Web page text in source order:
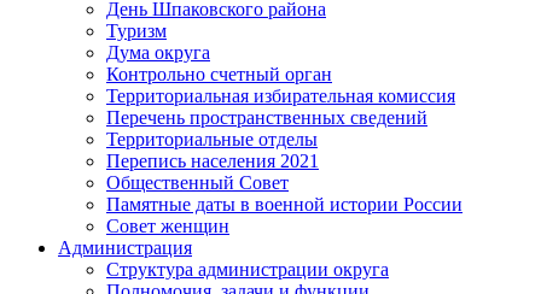
День Шпаковского района
Туризм
Дума округа
Контрольно счетный орган
Территориальная избирательная комиссия
Перечень пространственных сведений
Территориальные отделы
Перепись населения 2021
Общественный Совет
Памятные даты в военной истории России
Совет женщин
Администрация
Структура администрации округа